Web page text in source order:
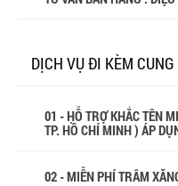
DỊCH VỤ ĐI KÈM
01 - HỖ TRỢ KHẮC TÊN
TP. HỒ CHÍ MINH ) ÁP
02 - MIỄN PHÍ TRÂM